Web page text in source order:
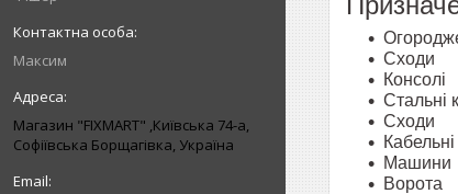
Максим
Магазин "FIXMART" ,Київська 74-a,
Софіївська Борщагівка, Україна
Сходи
Консолі
Стальні
Сходи
Машини
Ворота